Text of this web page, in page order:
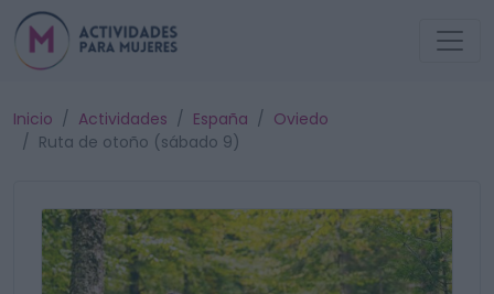
Inicio Actividades España
Oviedo
Ruta de otoño (sábado 9)